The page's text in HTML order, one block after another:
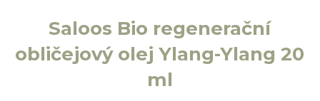
Saloos Bio regenerační
obličejový olej Ylang-Ylang 20
ml